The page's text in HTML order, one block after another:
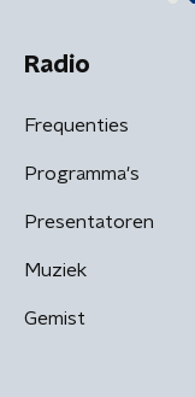
Radio
Frequenties
Programma's
Presentatoren
Muziek
Gemist